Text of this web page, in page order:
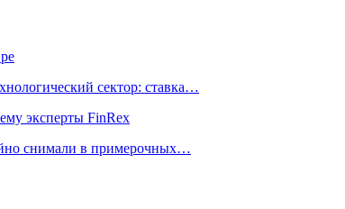
сектор: ставка…
эксперты FinRex
снимали в примерочных…